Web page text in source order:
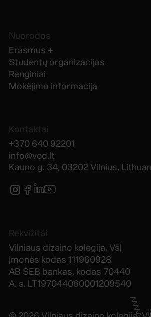
Nuorodos
Erasmus +
Studentų organizacijos
Renginiai
Mokėjimo informacija
Kontaktai
+370 640 92201
info@vcd.lt
Kauno g. 34, 03202 Vilnius,
Rekvizitai
Vilniaus dizaino kolegija, VšĮ
Įmonės kodas 111960928
AB SEB bankas, kodas 70440
A. s. LT197044060001209540